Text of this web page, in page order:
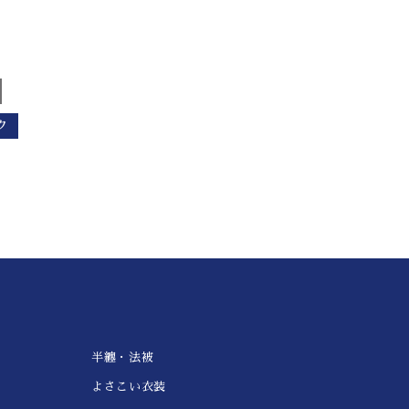
半纏・法被
よさこい衣装